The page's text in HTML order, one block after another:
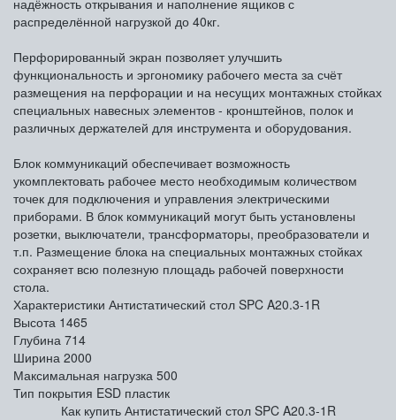
распределённой нагрузкой до 40кг.
Перфорированный экран позволяет улучшить
функциональность и эргономику рабочего места за счёт
размещения на перфорации и на несущих монтажных стойках
специальных навесных элементов - кронштейнов, полок и
различных держателей для инструмента и оборудования.
Блок коммуникаций обеспечивает возможность
укомплектовать рабочее место необходимым количеством
точек для подключения и управления электрическими
приборами. В блок коммуникаций могут быть установлены
розетки, выключатели, трансформаторы, преобразователи и
т.п. Размещение блока на специальных монтажных стойках
сохраняет всю полезную площадь рабочей поверхности
стола.
Характеристики Антистатический стол SPC A20.3-1R
Высота 1465
Глубина 714
Ширина 2000
Максимальная нагрузка 500
Тип покрытия ESD пластик
Как купить Антистатический стол SPC A20.3-1R